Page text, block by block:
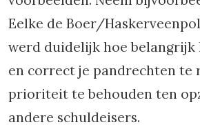
Eelke de Boer/
werd duidelijk hoe
en correct je pandrechten te
prioriteit te behouden ten
andere schuldeisers.